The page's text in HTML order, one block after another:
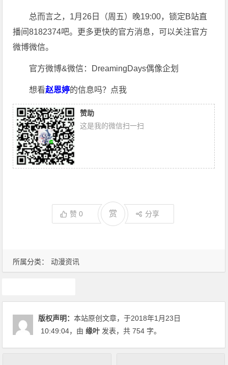
所属分类： 动漫资讯
总而言之，1月26日（周五）晚19:00，锁定B站直
播间8182374吧。更多更快的官方消息，可以关注官方
微博微信。
官方微博&微信：DreamingDays偶像企划
想看赵恩婷的信息吗？点我
赞助
这是我的微信扫一扫
赞0 赏 分享
版权声明：本站原创文章，于2018年1月23日
10:49:04，由缘叶 发表，共 754 字。